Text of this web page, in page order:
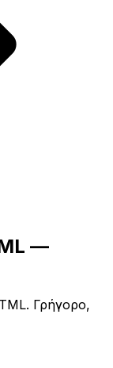
—
Γρήγορο,